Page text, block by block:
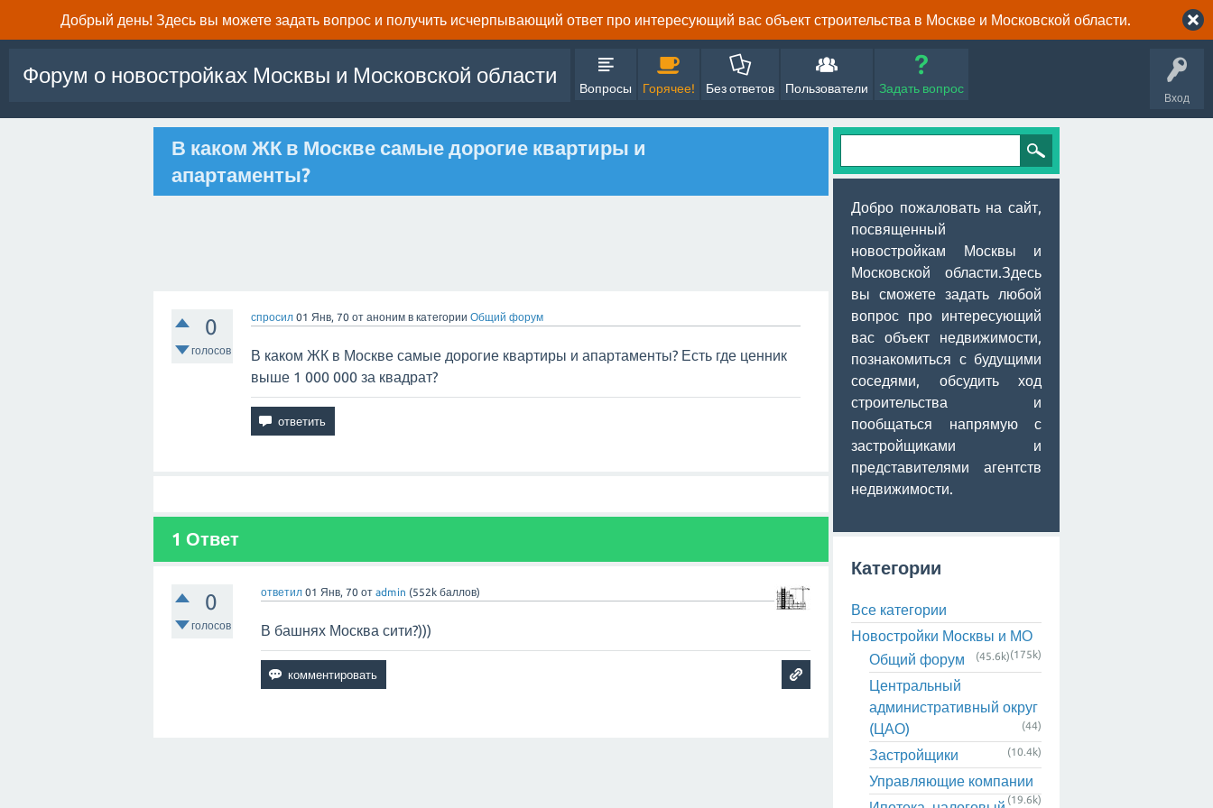
Добрый день! Здесь вы можете задать вопрос и получить исчерпывающий ответ про интересующий вас объект строительства в Москве и Московской области.
Вход
Форум о новостройках Москвы и Московской области
Вопросы Горячее! Без ответов Пользователи Задать вопрос
В каком ЖК в Москве самые дорогие квартиры и
апартаменты?
0
голосов
спросил 01 Янв, 70 от аноним в категории Общий форум
В каком ЖК в Москве самые дорогие квартиры и апартаменты? Есть где ценник
выше 1 000 000 за квадрат?
1 Ответ
0
голосов
ответил 01 Янв, 70 отadmin (552k баллов)
В башнях Москва сити?)))
Добро пожаловать на сайт,
посвященный
новостройкам Москвы и
Московской области.Здесь
вы сможете задать любой
вопрос про интересующий
вас объект недвижимости,
познакомиться с будущими
соседями, обсудить ход
строительства и
пообщаться напрямую с
застройщиками и
представителями агентств
недвижимости.
Категории
Все категории
Новостройки Москвы и МО
(175k)
Общий форум (45.6k)
Центральный
административный округ
(ЦАО)
(44)
Застройщики (10.4k)
Управляющие компании
(19.6k)